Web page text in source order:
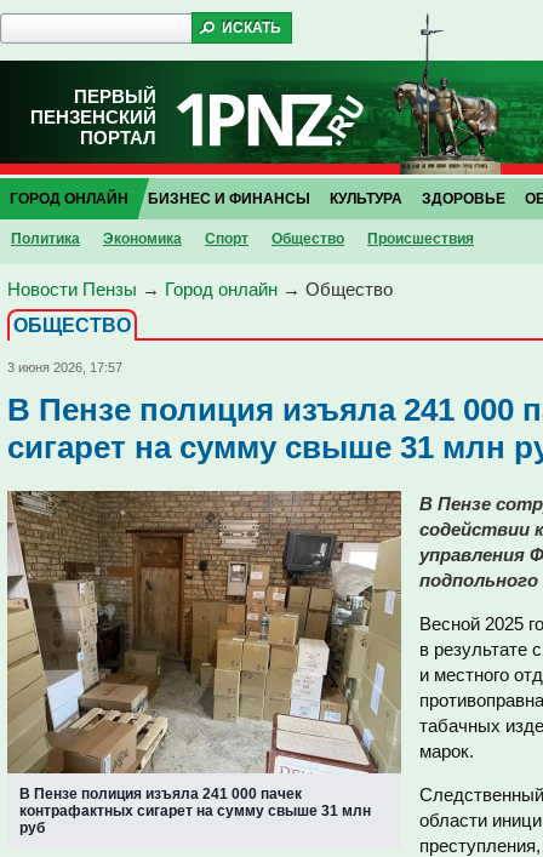
ПЕРВЫЙ
ПЕНЗЕНСКИЙ
ПОРТАЛ
ГОРОД ОНЛАЙН
Политика Экономика Спорт Общество Проиcшествия
БИЗНЕС И ФИНАНСЫ КУЛЬТУРА ЗДОРОВЬЕ
Новости Пензы → Город онлайн → Общество
ОБЩЕСТВО
3 июня 2026, 17:57
В Пензе полиция изъяла 241 000
сигарет на сумму свыше 31 млн
В Пензе полиция изъяла 241 000 пачек
контрафактных сигарет на сумму свыше 31 млн
руб
В Пензе
содействии
управления
Весной 2025
в результате
и местного
табачных
марок.
области